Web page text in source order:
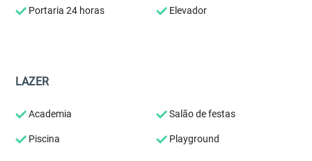
Portaria 24 horas Elevador
LAZER
Academia Salão de festas
Piscina Playground